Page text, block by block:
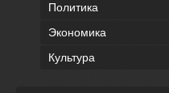
Политика
Экономика
Культура